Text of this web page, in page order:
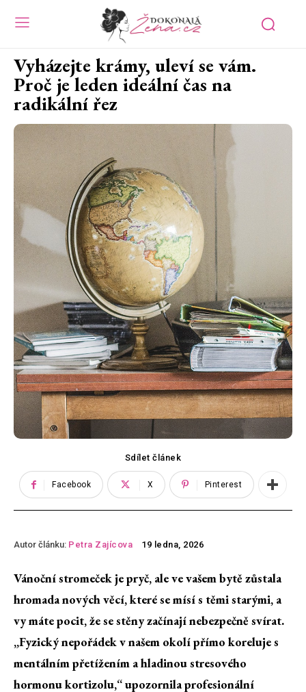
Vyházejte krámy, uleví se vám.
Proč je leden ideální čas na
radikální řez
Sdílet článek
Facebook X Pinterest
Autor článku: Petra Zajícova 19 ledna, 2026
Vánoční stromeček je pryč, ale ve vašem bytě zůstala
hromada nových věcí, které se mísí s těmi starými, a
vy máte pocit, že se stěny začínají nebezpečně svírat.
„Fyzický nepořádek v našem okolí přímo koreluje s
mentálním přetížením a hladinou stresového
hormonu kortizolu,“ upozornila profesionální